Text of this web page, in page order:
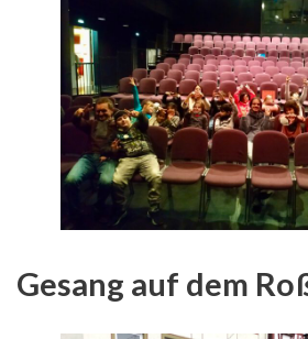
Gesang auf dem